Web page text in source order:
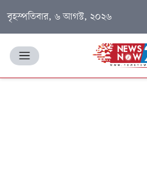
বৃহস্পতিবার, ৬ আগস্ট, ২০২৬